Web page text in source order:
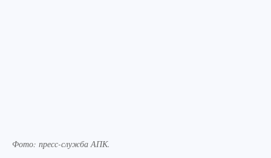
Фото: пресс-служба АПК.